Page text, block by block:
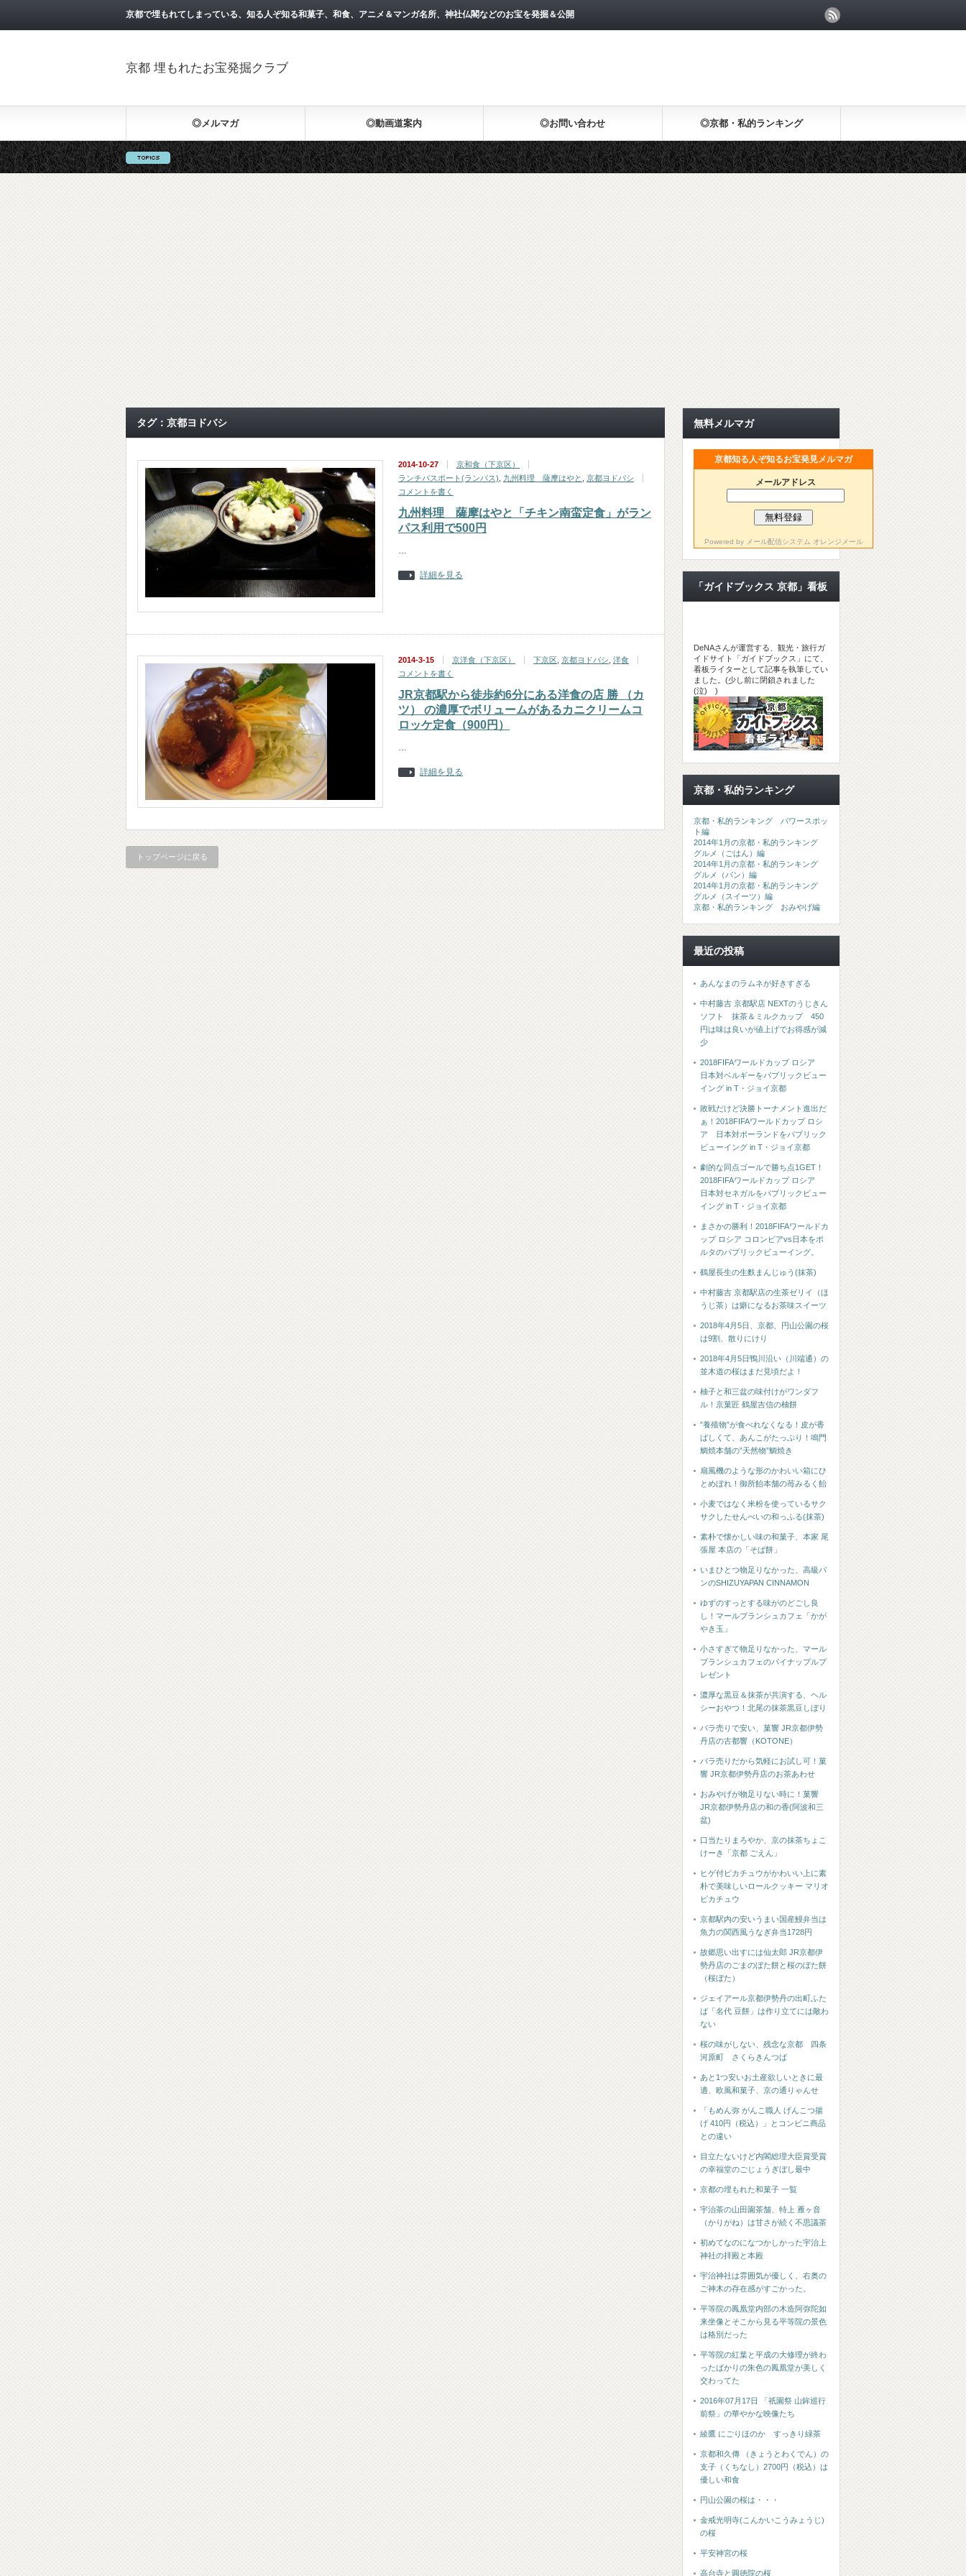
京都で埋もれてしまっている、知る人ぞ知る和菓子、和食、アニメ＆マンガ名所、神社仏閣などのお宝を発掘＆公開
京都 埋もれたお宝発掘クラブ
◎メルマガ ◎動画道案内 ◎お問い合わせ ◎京都・私的ランキング
タグ：京都ヨドバシ
2014-10-27
京和食（下京区）
ランチパスポート(ランパス)
九州料理 薩摩はやと
京都ヨドバシ
コメントを書く
九州料理 薩摩はやと「チキン南蛮定食」がラン
パス利用で500円
…
詳細を見る
2014-3-15 京洋食（下京区） 下京区 京都ヨドバシ 洋食
コメントを書く
JR京都駅から徒歩約6分にある洋食の店 勝 （カ
ツ） の濃厚でボリュームがあるカニクリームコ
ロッケ定食（900円）
…
詳細を見る
トップページに戻る
無料メルマガ
京都知る人ぞ知るお宝発見メルマガ
メールアドレス
Powered by メール配信システム オレンジメール
「ガイドブックス 京都」看板
DeNAさんが運営する、観光・旅行ガ
イドサイト「ガイドブックス」にて、
看板ライターとして記事を執筆してい
ました。(少し前に閉鎖されました
(泣) )
京都・私的ランキング
京都・私的ランキング パワースポッ
ト編
2014年1月の京都・私的ランキング
グルメ（ごはん）編
2014年1月の京都・私的ランキング
グルメ（パン）編
2014年1月の京都・私的ランキング
グルメ（スイーツ）編
京都・私的ランキング おみやげ編
最近の投稿
あんなまのラムネが好きすぎる
中村藤吉 京都駅店 NEXTのうじきん
ソフト 抹茶＆ミルクカップ 450
円は味は良いが値上げでお得感が減
少
2018FIFAワールドカップ ロシア
日本対ベルギーをパブリックビュー
イング in T・ジョイ京都
敗戦だけど決勝トーナメント進出だ
ぁ！2018FIFAワールドカップ ロシ
ア 日本対ポーランドをパブリック
ビューイング in T・ジョイ京都
劇的な同点ゴールで勝ち点1GET！
2018FIFAワールドカップ ロシア
日本対セネガルをパブリックビュー
イング in T・ジョイ京都
まさかの勝利！2018FIFAワールドカ
ップ ロシア コロンビアvs日本をポ
ルタのパブリックビューイング。
鶴屋長生の生麩まんじゅう(抹茶)
中村藤吉 京都駅店の生茶ゼリイ（ほ
うじ茶）は癖になるお茶味スイーツ
2018年4月5日、京都、円山公園の桜
は9割、散りにけり
2018年4月5日鴨川沿い（川端通）の
並木道の桜はまだ見頃だよ！
柚子と和三盆の味付けがワンダフ
ル！京菓匠 鶴屋吉信の柚餅
”養殖物”が食べれなくなる！皮が香
ばしくて、あんこがたっぷり！鳴門
鯛焼本舗の”天然物”鯛焼き
扇風機のような形のかわいい箱にひ
とめぼれ！御所飴本舗の苺みるく飴
小麦ではなく米粉を使っているサク
サクしたせんべいの和っふる(抹茶)
素朴で懐かしい味の和菓子、本家 尾
張屋 本店の「そば餅」
いまひとつ物足りなかった、高級パ
ンのSHIZUYAPAN CINNAMON
ゆずのすっとする味がのどごし良
し！マールブランシュカフェ「かが
やき玉」
小さすぎて物足りなかった、マール
ブランシュカフェのパイナップルプ
レゼント
濃厚な黒豆＆抹茶が共演する、ヘル
シーおやつ！北尾の抹茶黒豆しぼり
バラ売りで安い、菓響 JR京都伊勢
丹店の古都響（KOTONE）
バラ売りだから気軽にお試し可！菓
響 JR京都伊勢丹店のお茶あわせ
おみやげが物足りない時に！菓響
JR京都伊勢丹店の和の香(阿波和三
盆)
口当たりまろやか、京の抹茶ちょこ
けーき「京都 ごえん」
ヒゲ付ピカチュウがかわいい上に素
朴で美味しいロールクッキー マリオ
ピカチュウ
京都駅内の安いうまい国産鰻弁当は
魚力の関西風うなぎ弁当1728円
故郷思い出すには仙太郎 JR京都伊
勢丹店のごまのぼた餅と桜のぼた餅
（桜ぼた）
ジェイアール京都伊勢丹の出町ふた
ば「名代 豆餅」は作り立てには敵わ
ない
桜の味がしない、残念な京都 四条
河原町 さくらきんつば
あと1つ安いお土産欲しいときに最
適、欧風和菓子、京の通りゃんせ
「もめん弥 がんこ職人 げんこつ揚
げ 410円（税込）」とコンビニ商品
との違い
目立たないけど内閣総理大臣賞受賞
の幸福堂のごじょうぎぼし最中
京都の埋もれた和菓子 一覧
宇治茶の山田園茶舗、特上 雁ヶ音
（かりがね）は甘さが続く不思議茶
初めてなのになつかしかった宇治上
神社の拝殿と本殿
宇治神社は雰囲気が優しく、右奥の
ご神木の存在感がすごかった。
平等院の鳳凰堂内部の木造阿弥陀如
来坐像とそこから見る平等院の景色
は格別だった
平等院の紅葉と平成の大修理が終わ
ったばかりの朱色の鳳凰堂が美しく
交わってた
2016年07月17日 「祇園祭 山鉾巡行
前祭」の華やかな映像たち
綾鷹 にごりほのか すっきり緑茶
京都和久傳 （きょうとわくでん）の
支子（くちなし）2700円（税込）は
優しい和食
円山公園の桜は・・・
金戒光明寺(こんかいこうみょうじ)
の桜
平安神宮の桜
高台寺と圓徳院の桜